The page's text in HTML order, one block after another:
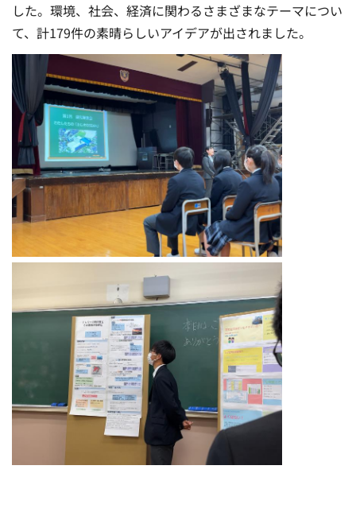
した。環境、社会、経済に関わるさまざまなテーマについ
て、計179件の素晴らしいアイデアが出されました。